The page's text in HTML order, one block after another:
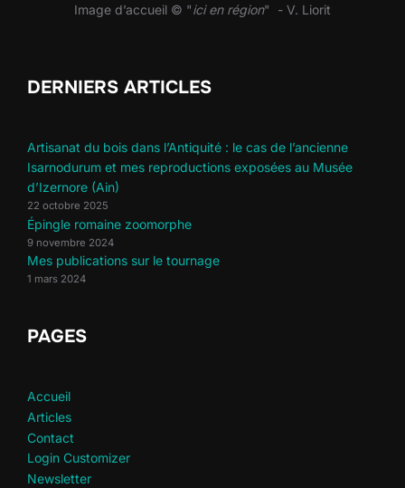
Image d’accueil © "ici en région" - V. Liorit
DERNIERS ARTICLES
Artisanat du bois dans l’Antiquité : le cas de l’ancienne
Isarnodurum et mes reproductions exposées au Musée
d’Izernore (Ain)
22 octobre 2025
Épingle romaine zoomorphe
9 novembre 2024
Mes publications sur le tournage
1 mars 2024
PAGES
Accueil
Articles
Contact
Login Customizer
Newsletter